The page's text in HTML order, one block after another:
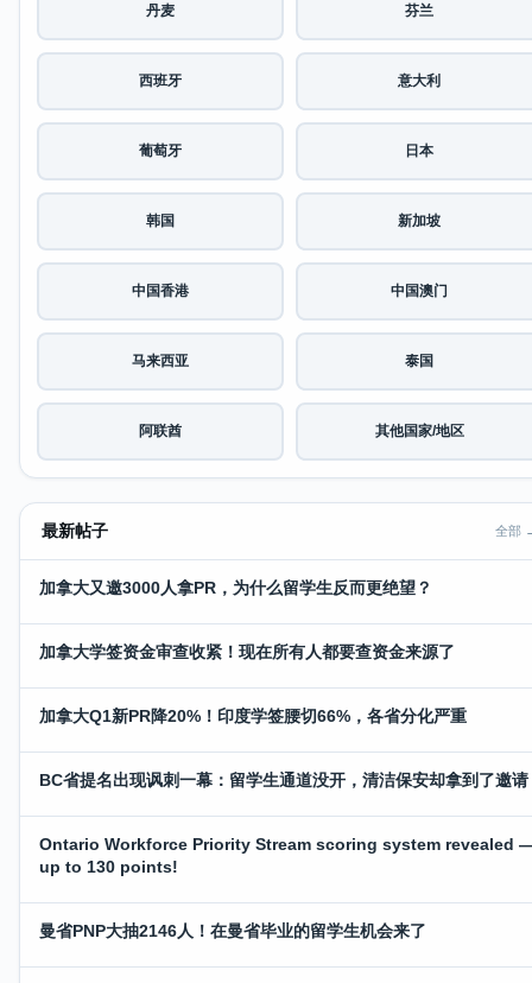
丹麦 芬兰
西班牙 意大利
葡萄牙 日本
韩国 新加坡
中国香港 中国澳门
马来西亚 泰国
阿联酋 其他国家/地区
最新帖子 全部
加拿大又邀3000人拿PR，为什么留学生反而更绝望？
加拿大学签资金审查收紧！现在所有人都要查资金来源了
加拿大Q1新PR降20%！印度学签腰切66%，各省分化严重
BC省提名出现讽刺一幕：留学生通道没开，清洁保安却拿到了邀请
Ontario Workforce Priority Stream scoring system revealed
up to 130 points!
曼省PNP大抽2146人！在曼省毕业的留学生机会来了